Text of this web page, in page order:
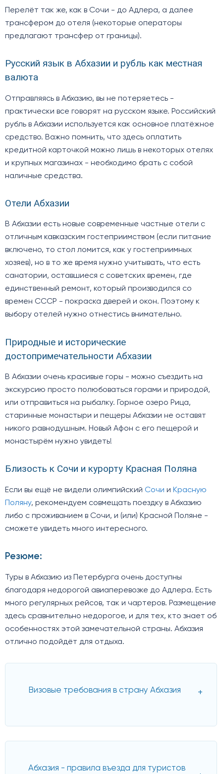
Перелёт так же, как в Сочи - до Адлера, а далее
трансфером до отеля (некоторые операторы
предлагают трансфер от границы).
Русский язык в Абхазии и рубль как местная
валюта
Отправляясь в Абхазию, вы не потеряетесь -
практически все говорят на русском языке. Российский
рубль в Абхазии используется как основное платёжное
средство. Важно помнить, что здесь оплатить
кредитной карточкой можно лишь в некоторых отелях
и крупных магазинах - необходимо брать с собой
наличные средства.
Отели Абхазии
В Абхазии есть новые современные частные отели с
отличным кавказским гостеприимством (если питание
включено, то стол ломится, как у гостеприимных
хозяев), но в то же время нужно учитывать, что есть
санатории, оставшиеся с советских времен, где
единственный ремонт, который производился со
времен СССР - покраска дверей и окон. Поэтому к
выбору отелей нужно отнестись внимательно.
Природные и исторические
достопримечательности Абхазии
В Абхазии очень красивые горы - можно съездить на
экскурсию просто полюбоваться горами и природой,
или отправиться на рыбалку. Горное озеро Рица,
старинные монастыри и пещеры Абхазии не оставят
никого равнодушным. Новый Афон с его пещерой и
монастырём нужно увидеть!
Близость к Сочи и курорту Красная Поляна
Если вы ещё не видели олимпийский Сочи и Красную
Поляну, рекомендуем совмещать поездку в Абхазию
либо с проживанием в Сочи, и (или) Красной Поляне -
сможете увидеть много интересного.
Резюме:
Туры в Абхазию из Петербурга очень доступны
благодаря недорогой авиаперевозке до Адлера. Есть
много регулярных рейсов, так и чартеров. Размещение
здесь сравнительно недорогое, и для тех, кто знает об
особенностях этой замечательной страны. Абхазия
отлично подойдёт для отдыха.
Визовые требования в страну Абхазия
Абхазия - правила въезда для туристов